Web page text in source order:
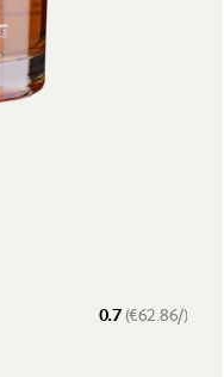
0.7(€62.86/)